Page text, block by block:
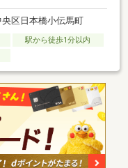
区日本橋小伝馬町
駅から徒歩1分以内